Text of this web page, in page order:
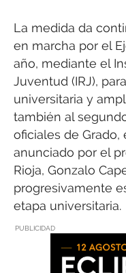
La medida da
en marcha por el
año, mediante el
Juventud (IRJ),
universitaria y
también al
oficiales de
anunciado por el
Rioja, Gonzalo
progresivamente
etapa universitaria.
PUBLICIDAD